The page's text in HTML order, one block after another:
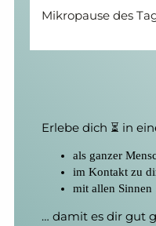
Mikropause des
Erlebe dich ⏳ in
als ganzer
im Kontakt zu
mit allen Sinnen
… damit es dir gut